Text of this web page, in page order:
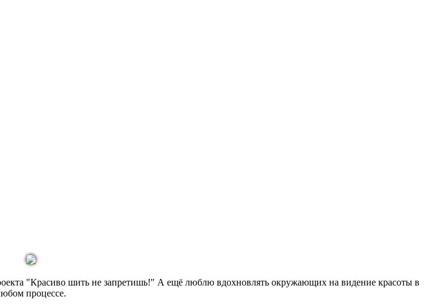
"Красиво шить не запретишь!" А ещё люблю вдохновлять окружающих на видение красоты в
процессе.